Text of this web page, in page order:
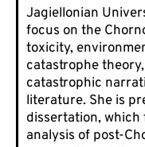
Jagiellonian
focus on the
toxicity,
catastrophe
catastrophic
literature. She is
dissertation, which
analysis of post-